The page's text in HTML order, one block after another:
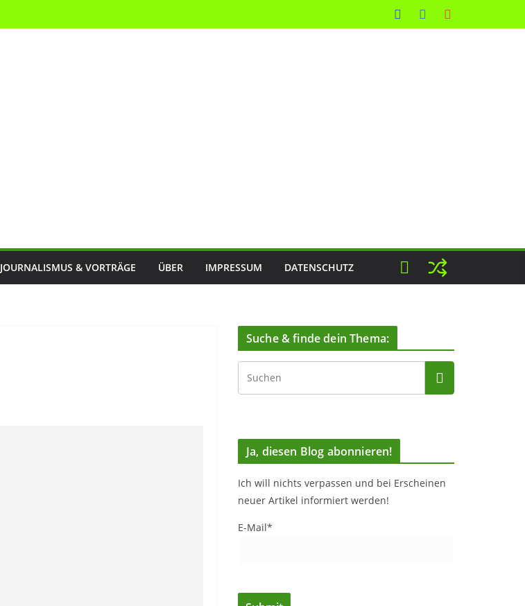
JOURNALISMUS & VORTRÄGE ÜBER IMPRESSUM DATENSCHUTZ
Suche & finde dein Thema:
Ja, diesen Blog abonnieren!
Ich will nichts verpassen und bei Erscheinen
neuer Artikel informiert werden!
E-Mail*